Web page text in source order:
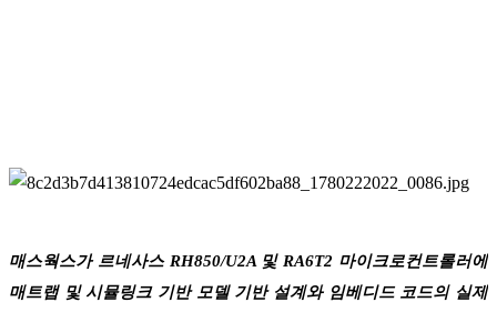
매스웍스가 르네사스 RH850/U2A 및 RA6T2 마이크로컨트롤러에
매트랩 및 시뮬링크 기반 모델 기반 설계와 임베디드 코드의 실제